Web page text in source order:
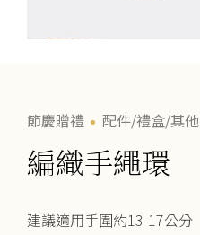
節慶贈禮 配件/禮盒/其他
編織手繩環
建議適用手圍約13-17公分